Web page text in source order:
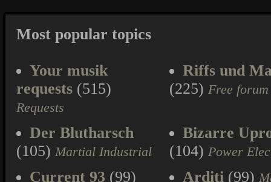
Most popular topics
Your musik
requests (515)
Requests
Riffs und
(225) Free forum
Der Blutharsch
(105) Martial Industrial
Bizarre
(104) Power
Current 93 (99) Arditi (99)